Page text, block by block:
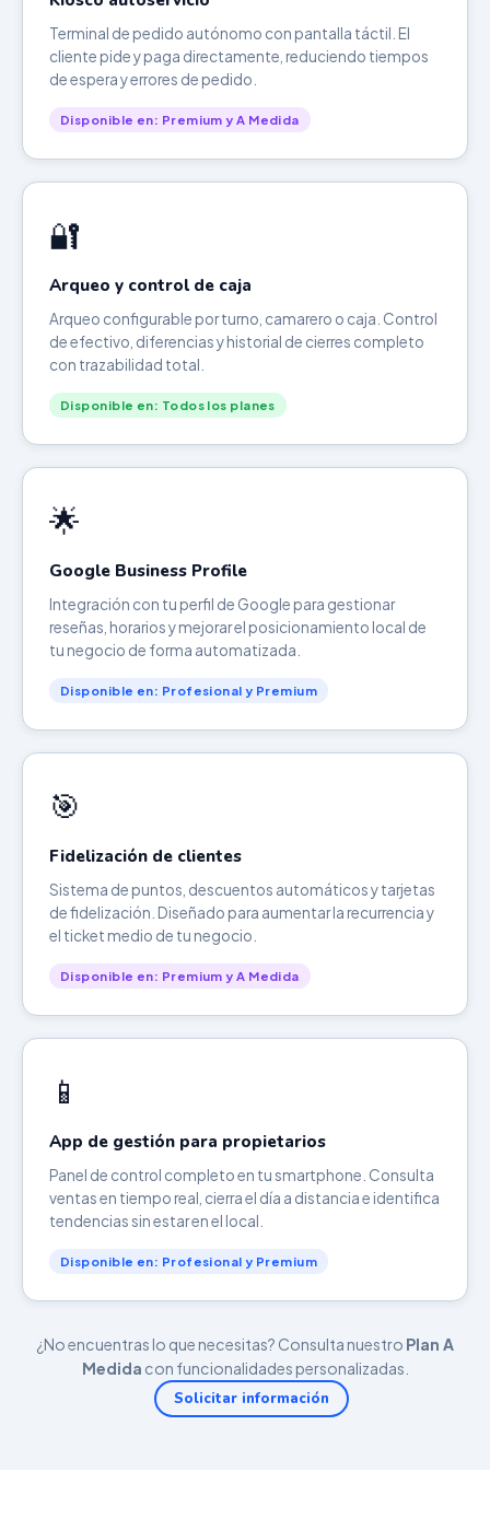
Terminal de pedido autónomo con pantalla táctil. El
cliente pide y paga directamente, reduciendo tiempos
de espera y errores de pedido.
Disponible en: Premium y A Medida
🔐
Arqueo y control de caja
Arqueo configurable por turno, camarero o caja. Control
de efectivo, diferencias y historial de cierres completo
con trazabilidad total.
Disponible en: Todos los planes
🌟
Google Business Profile
Integración con tu perfil de Google para gestionar
reseñas, horarios y mejorar el posicionamiento local de
tu negocio de forma automatizada.
Disponible en: Profesional y Premium
🎯
Fidelización de clientes
Sistema de puntos, descuentos automáticos y tarjetas
de fidelización. Diseñado para aumentar la recurrencia y
el ticket medio de tu negocio.
Disponible en: Premium y A Medida
📱
App de gestión para propietarios
Panel de control completo en tu smartphone. Consulta
ventas en tiempo real, cierra el día a distancia e identifica
tendencias sin estar en el local.
Disponible en: Profesional y Premium
¿No encuentras lo que necesitas? Consulta nuestro Plan A
Medida con funcionalidades personalizadas.
Solicitar información